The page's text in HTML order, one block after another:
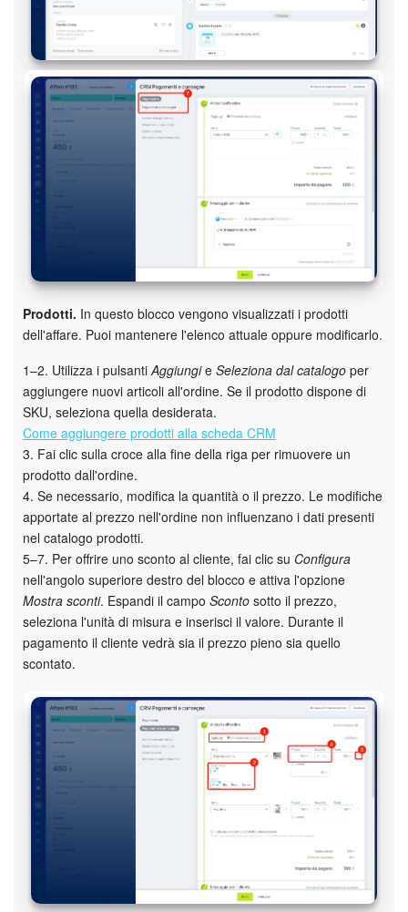
Bitrix24 Messenger
Domande generali
Prodotti. In questo blocco vengono visualizzati i prodotti
dell'affare. Puoi mantenere l'elenco attuale oppure modificarlo.
1–2. Utilizza i pulsantiAggiungie Seleziona dal catalogo per
aggiungere nuovi articoli all'ordine. Se il prodotto dispone di
SKU, seleziona quella desiderata.
Come aggiungere prodotti alla scheda CRM
3. Fai clic sulla croce alla fine della riga per rimuovere un
prodotto dall'ordine.
4. Se necessario, modifica la quantità o il prezzo. Le modifiche
apportate al prezzo nell'ordine non influenzano i dati presenti
nel catalogo prodotti.
5–7. Per offrire uno sconto al cliente, fai clic su Configura
nell'angolo superiore destro del blocco e attiva l'opzione
Mostra sconti. Espandi il campo Sconto sotto il prezzo,
seleziona l'unità di misura e inserisci il valore. Durante il
pagamento il cliente vedrà sia il prezzo pieno sia quello
scontato.